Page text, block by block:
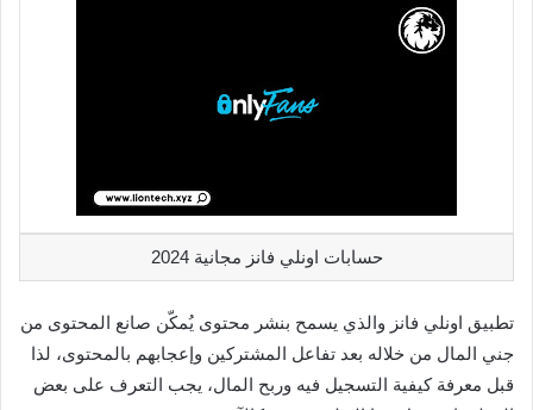
حسابات اونلي فانز مجانية 2024
تطبيق اونلي فانز والذي يسمح بنشر محتوى يُمكّن صانع المحتوى من
جني المال من خلاله بعد تفاعل المشتركين وإعجابهم بالمحتوى، لذا
قبل معرفة كيفية التسجيل فيه وربح المال، يجب التعرف على بعض